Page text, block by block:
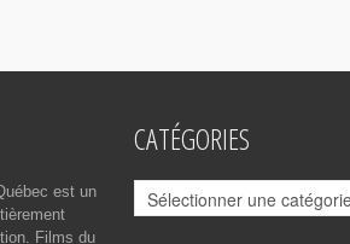
est un
Films du
CATÉGORIES
Catégories